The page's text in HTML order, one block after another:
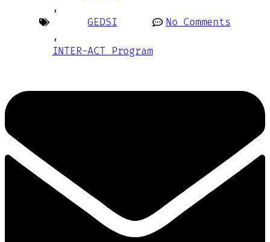
,
GEDSI
,
INTER-ACT Program
No Comments